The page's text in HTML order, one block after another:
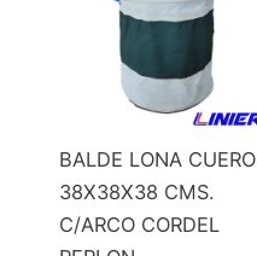
BALDE LONA CUERO
38X38X38 CMS.
C/ARCO CORDEL